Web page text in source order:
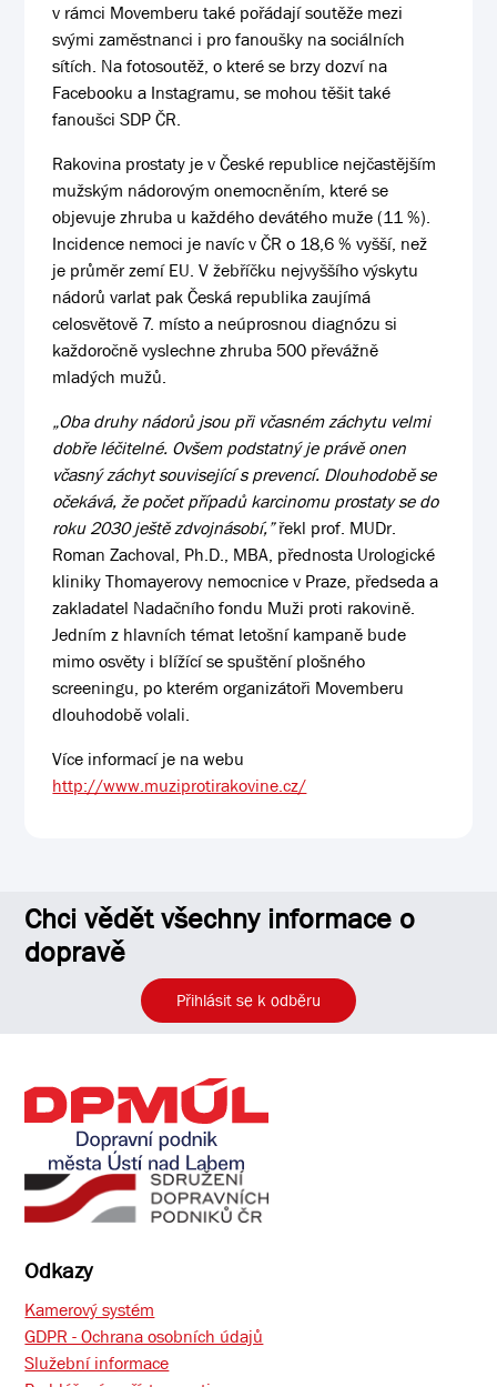
v rámci Movemberu také pořádají soutěže mezi
svými zaměstnanci i pro fanoušky na sociálních
sítích. Na fotosoutěž, o které se brzy dozví na
Facebooku a Instagramu, se mohou těšit také
fanoušci SDP ČR.
Rakovina prostaty je v České republice nejčastějším
mužským nádorovým onemocněním, které se
objevuje zhruba u každého devátého muže (11 %).
Incidence nemoci je navíc v ČR o 18,6 % vyšší, než
je průměr zemí EU. V žebříčku nejvyššího výskytu
nádorů varlat pak Česká republika zaujímá
celosvětově 7. místo a neúprosnou diagnózu si
každoročně vyslechne zhruba 500 převážně
mladých mužů.
„Oba druhy nádorů jsou při včasném záchytu velmi
dobře léčitelné. Ovšem podstatný je právě onen
včasný záchyt související s prevencí. Dlouhodobě se
očekává, že počet případů karcinomu prostaty se do
roku 2030 ještě zdvojnásobí,”řekl prof. MUDr.
Roman Zachoval, Ph.D., MBA, přednosta Urologické
kliniky Thomayerovy nemocnice v Praze, předseda a
zakladatel Nadačního fondu Muži proti rakovině.
Jedním z hlavních témat letošní kampaně bude
mimo osvěty i blížící se spuštění plošného
screeningu, po kterém organizátoři Movemberu
dlouhodobě volali.
Více informací je na webu
http://www.muziprotirakovine.cz/
Chci vědět všechny informace o
dopravě
Přihlásit se k odběru
Odkazy
Kamerový systém
GDPR - Ochrana osobních údajů
Služební informace